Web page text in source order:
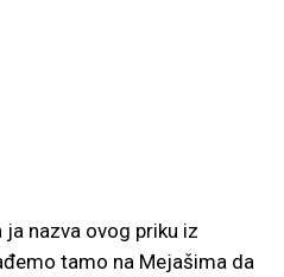
nazva ovog priku iz
tamo na Mejašima da